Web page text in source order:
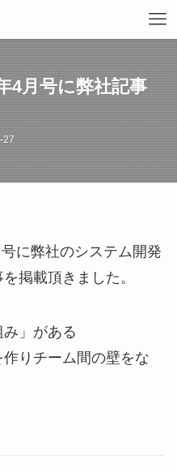
4月号に弊社記事
27
に弊社のシステム開発
掲載頂きました。
」がある
作りチーム間の壁をな